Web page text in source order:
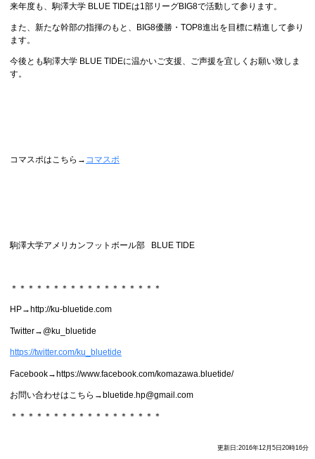
来年度も、駒澤大学 BLUE TIDEは1部リーグBIG8で活動して参ります。
また、新たな幹部の指揮のもと、BIG8優勝・TOP8進出を目標に精進して参り
ます。
今後とも駒澤大学 BLUE TIDEに温かいご支援、ご声援を宜しくお願い致しま
す。
コマスポはこちら→ コマスポ
駒澤大学アメリカンフットボール部 BLUE TIDE
＊＊＊＊＊＊＊＊＊＊＊＊＊＊＊＊＊＊
HP→http://ku-bluetide.com
Twitter→@ku_bluetide
https://twitter.com/ku_bluetide
Facebook→https://www.facebook.com/komazawa.bluetide/
お問い合わせはこちら→bluetide.hp@gmail.com
＊＊＊＊＊＊＊＊＊＊＊＊＊＊＊＊＊＊
更新日:2016年12月5日20時16分